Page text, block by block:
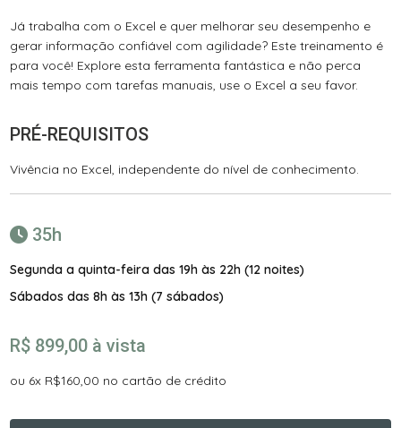
Já trabalha com o Excel e quer melhorar seu desempenho e
gerar informação confiável com agilidade? Este treinamento é
para você! Explore esta ferramenta fantástica e não perca
mais tempo com tarefas manuais, use o Excel a seu favor.
PRÉ-REQUISITOS
Vivência no Excel, independente do nível de conhecimento.
35h
Segunda a quinta-feira das 19h às 22h (12 noites)
Sábados das 8h às 13h (7 sábados)
R$ 899,00 à vista
ou 6x R$160,00 no cartão de crédito